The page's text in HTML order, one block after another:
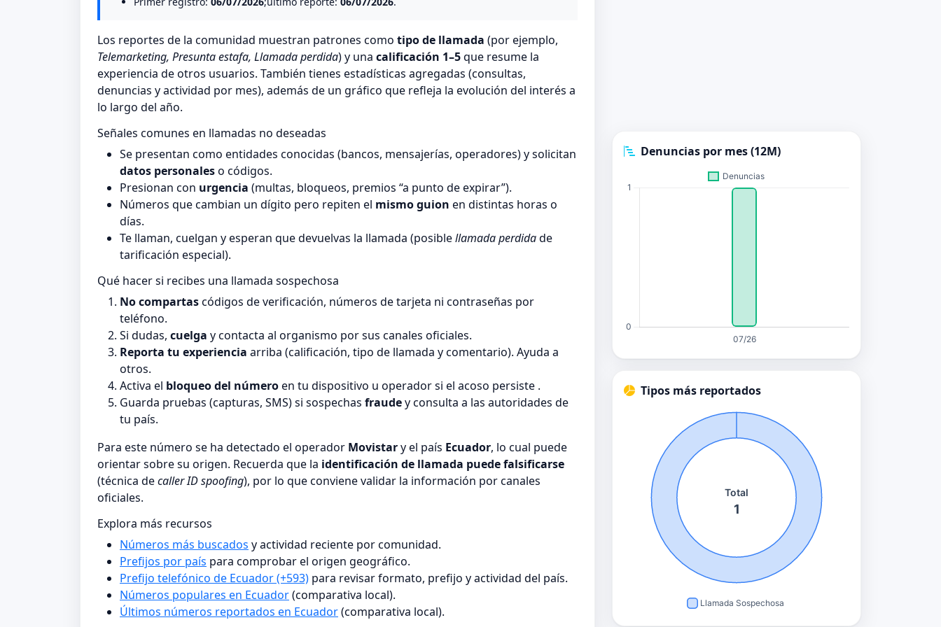
Los reportes de la comunidad muestran patrones como tipo de llamada (por ejemplo,
Telemarketing, Presunta estafa, Llamada perdida) y una calificación 1–5que resume la
experiencia de otros usuarios. También tienes estadísticas agregadas (consultas,
denuncias y actividad por mes), además de un gráfico que refleja la evolución del interés a
lo largo del año.
Señales comunes en llamadas no deseadas
Se presentan como entidades conocidas (bancos, mensajerías, operadores) y solicitan
datos personaleso códigos.
Presionan con urgencia (multas, bloqueos, premios “a punto de expirar”).
Números que cambian un dígito pero repiten el mismo guion en distintas horas o
días.
Te llaman, cuelgan y esperan que devuelvas la llamada (posiblellamada perdidade
tarificación especial).
Qué hacer si recibes una llamada sospechosa
No compartascódigos de verificación, números de tarjeta ni contraseñas por
teléfono.
Si dudas, cuelga y contacta al organismo por sus canales oficiales.
Reporta tu experiencia arriba (calificación, tipo de llamada y comentario). Ayuda a
otros.
Activa el bloqueo del númeroen tu dispositivo u operador si el acoso persiste .
Guarda pruebas (capturas, SMS) si sospechas fraudey consulta a las autoridades de
tu país.
Para este número se ha detectado el operador Movistary el país Ecuador, lo cual puede
orientar sobre su origen. Recuerda que la identificación de llamada puede falsificarse
(técnica decaller ID spoofing), por lo que conviene validar la información por canales
oficiales.
Explora más recursos
Números más buscados y actividad reciente por comunidad.
Prefijos por país para comprobar el origen geográfico.
Prefijo telefónico de Ecuador (+593) para revisar formato, prefijo y actividad del país.
Números populares en Ecuador(comparativa local).
Últimos números reportados en Ecuador(comparativa local).
Denuncias por mes (12M)
Tipos más reportados